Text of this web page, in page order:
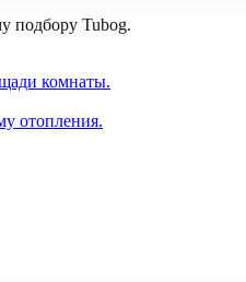
подбору Tubog.
комнаты.
отопления.